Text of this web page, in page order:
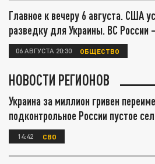
Главное к вечеру 6 августа. США
разведку для Украины. ВС России
06 АВГУСТА 20:30 ОБЩЕСТВО
НОВОСТИ РЕГИОНОВ
Украина за миллион гривен
подконтрольное России пустое
14:42 СВО